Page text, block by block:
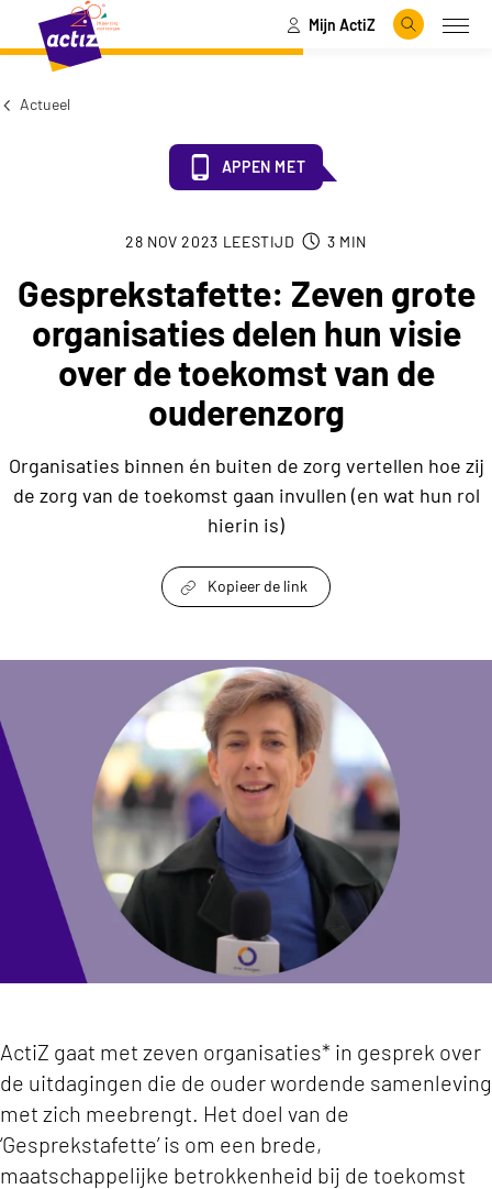
Naar hoofdinhoud
Naar menu Mijn ActiZ
Zoeken
Actueel
APPEN MET
28 NOV 2023 LEESTIJD 3 MIN
Gesprekstafette: Zeven grote
organisaties delen hun visie
over de toekomst van de
ouderenzorg
Organisaties binnen én buiten de zorg vertellen hoe zij
de zorg van de toekomst gaan invullen (en wat hun rol
hierin is)
Kopieer de link
Gesprekstafette: Zeven grote organisaties
ActiZ gaat met zeven organisaties* in gesprek over
de uitdagingen die de ouder wordende samenleving
met zich meebrengt. Het doel van de
‘Gesprekstafette’ is om een brede,
maatschappelijke betrokkenheid bij de toekomst